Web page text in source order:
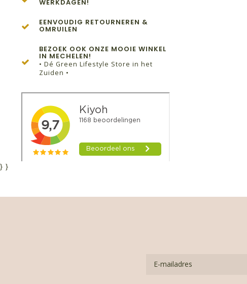
WERKDAGEN!
EENVOUDIG RETOURNEREN &
OMRUILEN
BEZOEK OOK ONZE MOOIE WINKEL
IN MECHELEN!
• Dé Green Lifestyle Store in het
Zuiden •
} }